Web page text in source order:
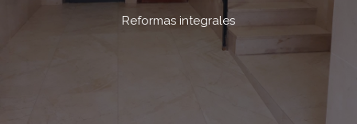
Reformas integrales